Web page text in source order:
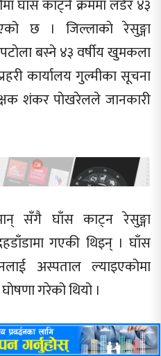
घाँस काट्ने क्रममा लडेर ४३
छ । जिल्लाकाे रेसुङ्गा
बस्ने ४३ वर्षीय खुमकला
कार्यालय गुल्मीका सूचना
शंकर पाेखरेलले जानकारी
सँगै घाँस काट्न रेसुङ्गा
गएकी थिइन् । घाँस
अस्पताल ल्याइएकोमा
गरेको थियो ।